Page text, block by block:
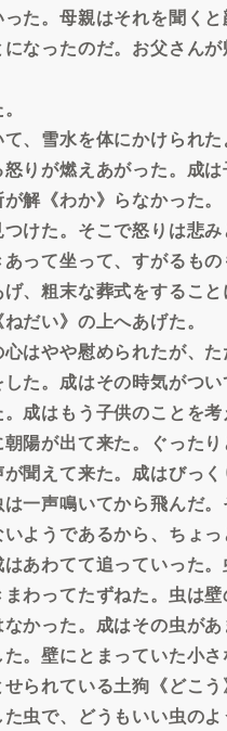
た。母親はそれを聞くと
なったのだ。お父さん
、雪水を体にかけられ
りが燃えあがった。成
解《わか》らなかった。
けた。そこで怒りは悲
って坐って、すがるも
、粗末な葬式をするこ
だい》の上へあげた。
はやや慰められたが、
た。成はその時気がつ
成はもう子供のことを考
陽が出て来た。ぐったり
聞えて来た。成はびっ
一声鳴いてから飛んだ。
ようであるから、ちょ
あわてて追っていった
わってたずねた。虫は
かった。成はその虫が
。壁にとまっていた小
られている土狗《どこ
虫で、どうもいい虫の